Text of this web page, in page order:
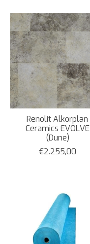
Renolit Alkorplan
Ceramics EVOLVE
(Dune)
€2.255,00